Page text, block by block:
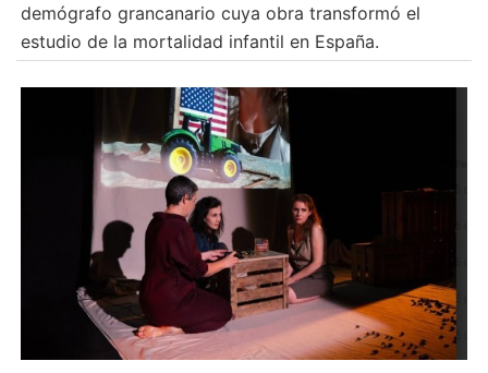
demógrafo grancanario cuya obra transformó el
estudio de la mortalidad infantil en España.